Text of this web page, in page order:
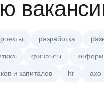
разработка
финансы
и капиталов hr axo